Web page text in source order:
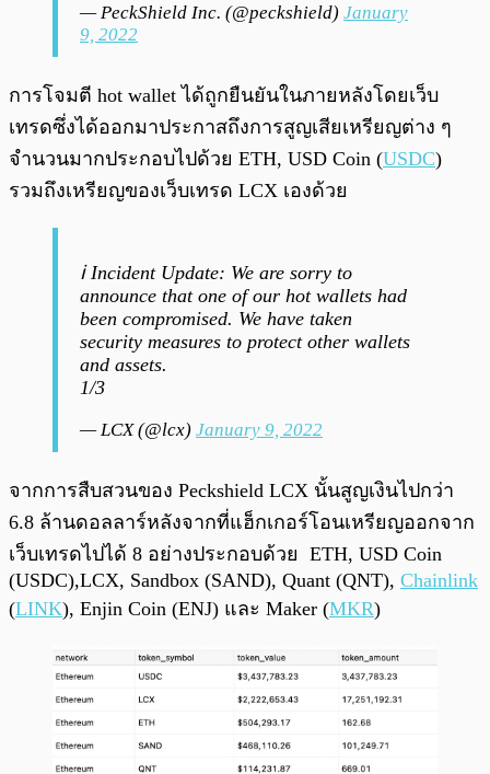
— PeckShield Inc. (@peckshield) January
9, 2022
การโจมตี hot wallet ได้ถูกยืนยันในภายหลังโดยเว็บ
เทรดซึ่งได้ออกมาประกาสถึงการสูญเสียเหรียญต่าง ๆ
จำนวนมากประกอบไปด้วย ETH, USD Coin (USDC)
รวมถึงเหรียญของเว็บเทรด LCX เองด้วย
ℹ️ Incident Update: We are sorry to
announce that one of our hot wallets had
been compromised. We have taken
security measures to protect other wallets
and assets.
1/3
— LCX (@lcx) January 9, 2022
จากการสืบสวนของ Peckshield LCX นั้นสูญเงินไปกว่า
6.8 ล้านดอลลาร์หลังจากที่แฮ็กเกอร์โอนเหรียญออกจาก
เว็บเทรดไปได้ 8 อย่างประกอบด้วย ETH, USD Coin
(USDC),LCX, Sandbox (SAND), Quant (QNT), Chainlink
(LINK), Enjin Coin (ENJ) และ Maker (MKR)